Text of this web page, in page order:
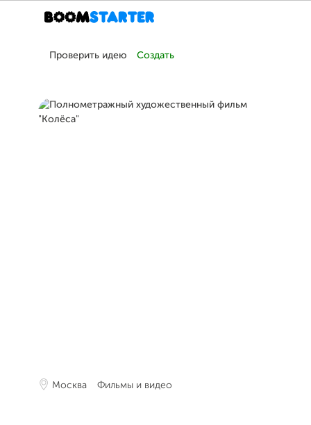
Проверить идею Создать
Москва Фильмы и видео